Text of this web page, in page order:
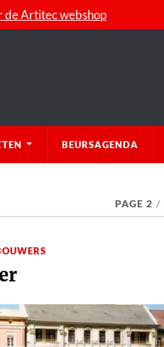
de Artitec webshop
BEURSAGENDA
PAGE 2 /